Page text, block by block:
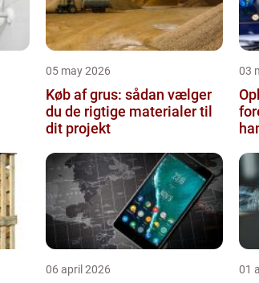
05 may 2026
Køb af grus: sådan vælger
du de rigtige materialer til
dit projekt
03
06 april 2026 01